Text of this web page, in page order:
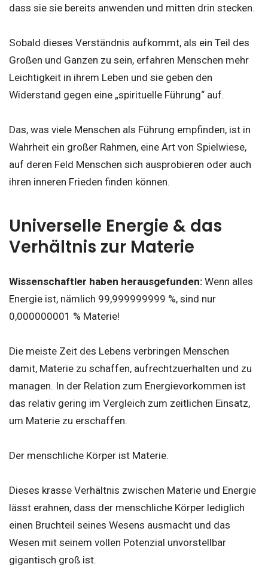
dass sie sie bereits anwenden und mitten drin stecken.
Sobald dieses Verständnis aufkommt, als ein Teil des
Großen und Ganzen zu sein, erfahren Menschen mehr
Leichtigkeit in ihrem Leben und sie geben den
Widerstand gegen eine „spirituelle Führung“ auf.
Das, was viele Menschen als Führung empfinden, ist in
Wahrheit ein großer Rahmen, eine Art von Spielwiese,
auf deren Feld Menschen sich ausprobieren oder auch
ihren inneren Frieden finden können.
Universelle Energie & das
Verhältnis zur Materie
Wissenschaftler haben herausgefunden: Wenn alles
Energie ist, nämlich 99,999999999 %, sind nur
0,000000001 % Materie!
Die meiste Zeit des Lebens verbringen Menschen
damit, Materie zu schaffen, aufrechtzuerhalten und zu
managen. In der Relation zum Energievorkommen ist
das relativ gering im Vergleich zum zeitlichen Einsatz,
um Materie zu erschaffen.
Der menschliche Körper ist Materie.
Dieses krasse Verhältnis zwischen Materie und Energie
lässt erahnen, dass der menschliche Körper lediglich
einen Bruchteil seines Wesens ausmacht und das
Wesen mit seinem vollen Potenzial unvorstellbar
gigantisch groß ist.